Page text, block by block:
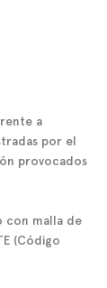
a
por el
provocados
con malla de
(Código